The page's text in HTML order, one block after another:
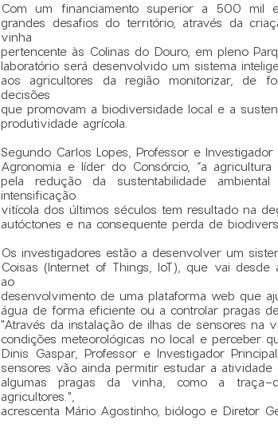
Com um financiamento superior a 500 mil
grandes desafios do território, através da
vinha
pertencente às Colinas do Douro, em pleno
laboratório será desenvolvido um sistema
aos agricultores da região monitorizar, de
decisões
que promovam a biodiversidade local e a
produtividade agrícola.
Segundo Carlos Lopes, Professor e
Agronomia e líder do Consórcio, “a
pela redução da sustentabilidade
intensificação
vitícola dos últimos séculos tem resultado na
autóctones e na consequente perda de
Os investigadores estão a desenvolver um
Coisas (Internet of Things, IoT), que vai
ao
desenvolvimento de uma plataforma web que
água de forma eficiente ou a controlar pragas
"Através da instalação de ilhas de sensores na
condições meteorológicas no local e perceber
Dinis Gaspar, Professor e Investigador
sensores vão ainda permitir estudar a
algumas pragas da vinha, como a
agricultores.",
acrescenta Mário Agostinho, biólogo e Diretor